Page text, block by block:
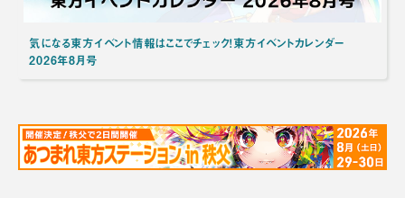
気になる東方イベント情報はここでチェック！東方イベントカレンダー
2026年8月号